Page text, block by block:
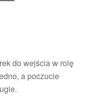
do wejścia w rolę
a poczucie